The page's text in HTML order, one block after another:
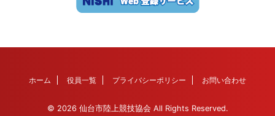
ホーム 役員一覧 プライバシーポリシー お問い合わせ
© 2026 仙台市陸上競技協会 All Rights Reserved.